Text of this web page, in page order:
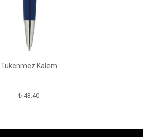
Tükenmez Kalem
₺ 43.40